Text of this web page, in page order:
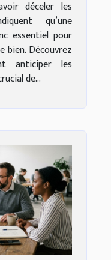
déceler les
qu’une
essentiel pour
Découvrez
anticiper les
de...